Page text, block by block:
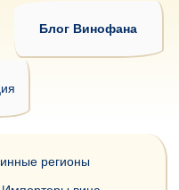
Блог Винофана
регионы